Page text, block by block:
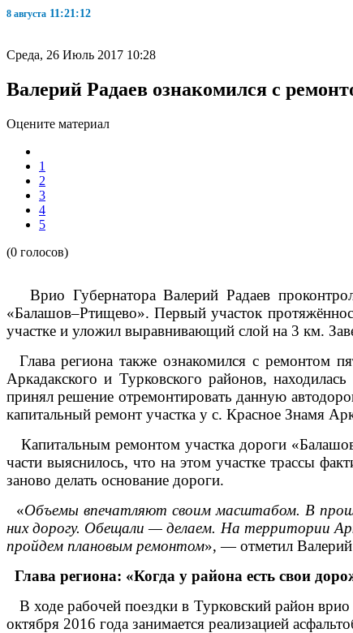
8 августа 11:21:13
Среда, 26 Июль 2017 10:28
Валерий Радаев ознакомился с
Оцените материал
1
2
3
4
5
(0 голосов)
Врио Губернатора Валерий Радаев
«Балашов–Ртищево». Первый участок
участке и уложил выравнивающий слой на 3 км.
Глава региона также ознакомился с ремонтом
Аркадакского и Турковского районов,
принял решение отремонтировать данную
капитальный ремонт участка у с. Красное Знамя
Капитальным ремонтом участка дороги
части выяснилось, что на этом участке трассы
заново делать основание дороги.
«Объемы впечатляют своим масштабом. В
них дорогу. Обещали — делаем. На территории
пройдем плановым ремонтом», — отметил Валерий
Глава региона: «Когда у района есть свои
В ходе рабочей поездки в Турковский район
октября 2016 года занимается реализацией